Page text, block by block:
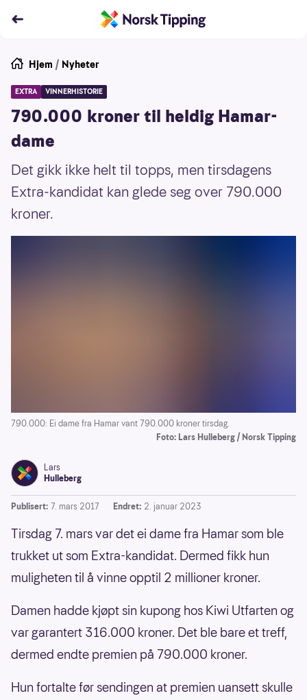
Hjem / Nyheter
EXTRA VINNERHISTORIE
790.000 kroner til heldig Hamar-
dame
Det gikk ikke helt til topps, men tirsdagens
Extra-kandidat kan glede seg over 790.000
kroner.
790.000: Ei dame fra Hamar vant 790.000 kroner tirsdag.
Foto: Lars Hulleberg / Norsk Tipping
Lars
Hulleberg
Publisert: 7. mars 2017 Endret: 2. januar 2023
Tirsdag 7. mars var det ei dame fra Hamar som ble
trukket ut som Extra-kandidat. Dermed fikk hun
muligheten til å vinne opptil 2 millioner kroner.
Damen hadde kjøpt sin kupong hos Kiwi Utfarten og
var garantert 316.000 kroner. Det ble bare et treff,
dermed endte premien på 790.000 kroner.
Hun fortalte før sendingen at premien uansett skulle